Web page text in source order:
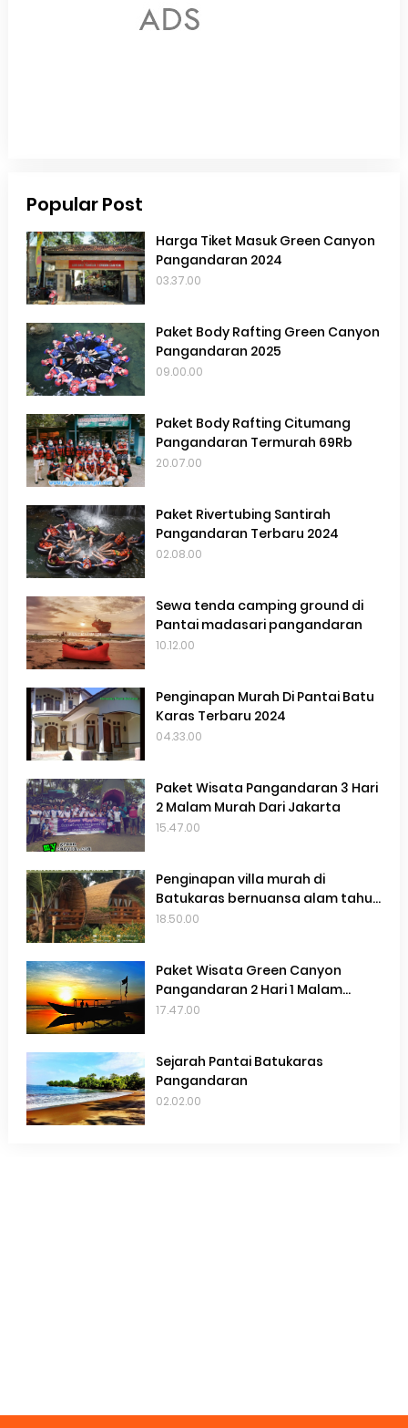
Popular Post
Harga Tiket Masuk Green Canyon
Pangandaran 2024
03.37.00
Paket Body Rafting Green Canyon
Pangandaran 2025
09.00.00
Paket Body Rafting Citumang
Pangandaran Termurah 69Rb
20.07.00
Paket Rivertubing Santirah
Pangandaran Terbaru 2024
02.08.00
Sewa tenda camping ground di
Pantai madasari pangandaran
10.12.00
Penginapan Murah Di Pantai Batu
Karas Terbaru 2024
04.33.00
Paket Wisata Pangandaran 3 Hari
2 Malam Murah Dari Jakarta
15.47.00
Penginapan villa murah di
Batukaras bernuansa alam tahun
2025
18.50.00
Paket Wisata Green Canyon
Pangandaran 2 Hari 1 Malam
Terbaru 2022
17.47.00
Sejarah Pantai Batukaras
Pangandaran
02.02.00